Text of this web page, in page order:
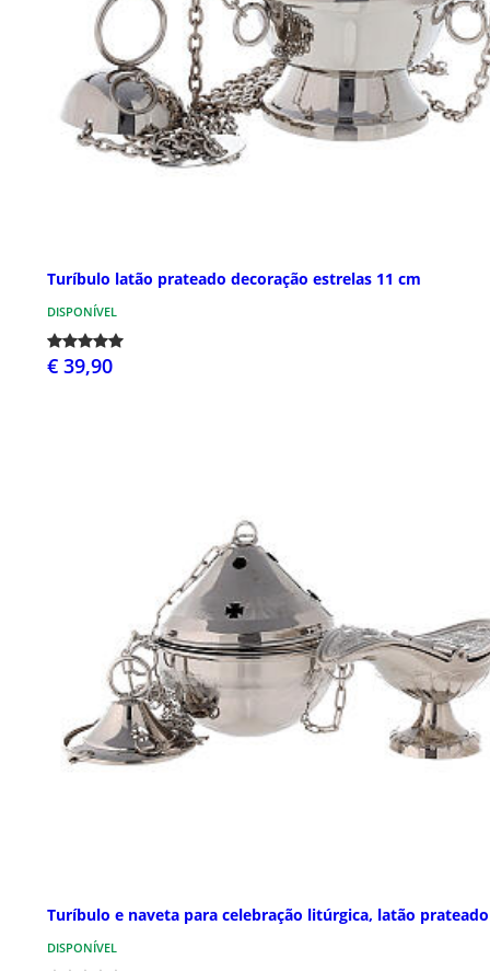
Turíbulo latão prateado decoração estrelas 11 cm
DISPONÍVEL
€ 39,90
Turíbulo e naveta para celebração litúrgica, latão prateado
DISPONÍVEL